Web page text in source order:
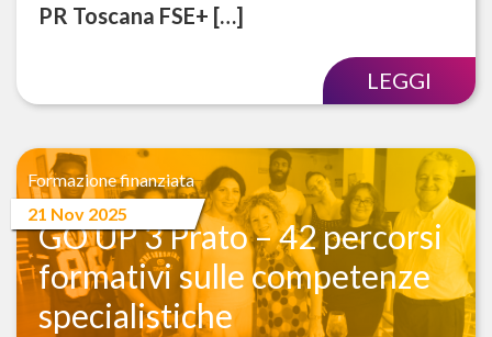
PR Toscana FSE+ […]
LEGGI
Formazione finanziata
21 Nov 2025
GO UP 3 Prato – 42 percorsi
formativi sulle competenze
specialistiche